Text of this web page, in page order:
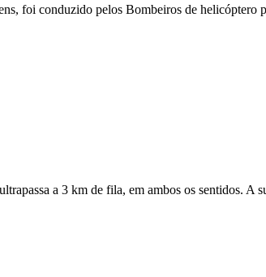
foi conduzido pelos Bombeiros de
a 3 km de fila, em ambos os sentidos. A